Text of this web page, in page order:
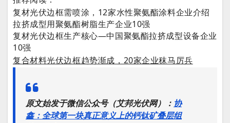
复材光伏边框需喷涂，12家水性聚氨酯涂料企业介绍
拉挤成型用聚氨酯树脂生产企业10强
复材光伏边框生产核心—中国聚氨酯拉挤成型设备企业
10强
复合材料光伏边框趋势渐成，20家企业秣马厉兵
原文始发于微信公众号（艾邦光伏网）： 协
鑫：全球第一块真正意义上的钙钛矿叠层组